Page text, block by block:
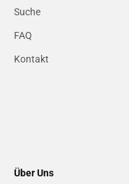
Suche
FAQ
Kontakt
Über Uns